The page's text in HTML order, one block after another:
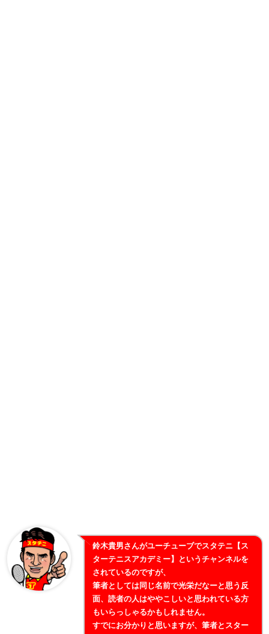
鈴木貴男さんがユーチューブでスタテニ【ス
ターテニスアカデミー】というチャンネルを
されているのですが、
筆者としては同じ名前で光栄だなーと思う反
面、読者の人はややこしいと思われている方
もいらっしゃるかもしれません。
すでにお分かりと思いますが、筆者とスター